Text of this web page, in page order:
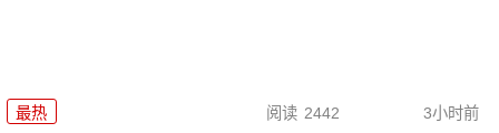
最热 阅读 2442 3小时前